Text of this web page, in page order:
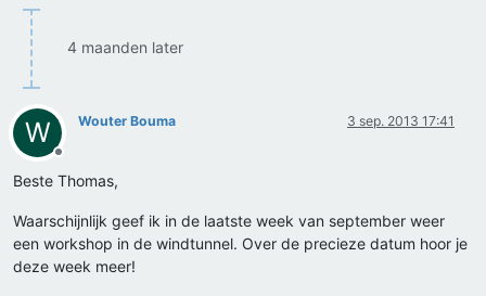
4 maanden later
W
Offline
Wouter Bouma 3 sep. 2013 17:41
Beste Thomas,
Waarschijnlijk geef ik in de laatste week van september weer
een workshop in de windtunnel. Over de precieze datum hoor je
deze week meer!